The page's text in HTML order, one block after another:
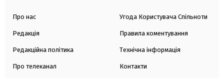
Про нас
Редакція
Редакційна політика
Про телеканал
Угода Користувача Спільноти
Правила коментування
Технічна інформація
Контакти